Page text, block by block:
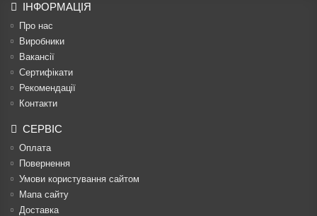
ІНФОРМАЦІЯ
Про нас
Виробники
Вакансії
Сертифікати
Рекомендації
Контакти
СЕРВІС
Оплата
Повернення
Умови користування сайтом
Мапа сайту
Доставка